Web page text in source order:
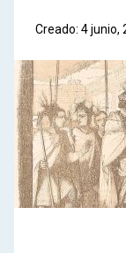
Creado: 4 junio,